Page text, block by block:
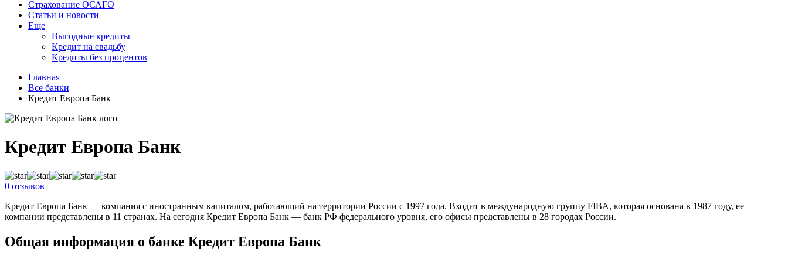
Страхование ОСАГО
Статьи и новости
Еще
Выгодные кредиты
Кредит на свадьбу
Кредиты без процентов
Главная
Все банки
Кредит Европа Банк
Кредит Европа Банк
0 отзывов
Кредит Европа Банк — компания с иностранным капиталом, работающий на территории России с 1997 года. Входит в международную группу FIBA, которая основана в 1987 году, ее
компании представлены в 11 странах. На сегодня Кредит Европа Банк — банк РФ федерального уровня, его офисы представлены в 28 городах России.
Общая информация о банке Кредит Европа Банк